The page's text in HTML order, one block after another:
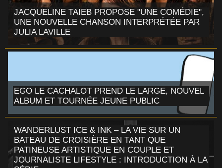
JACQUELINE TAIEB PROPOSE "UNE COMÉDIE",
UNE NOUVELLE CHANSON INTERPRÉTÉE PAR
JULIA LAVILLE
EGO LE CACHALOT PREND LE LARGE, NOUVEL
ALBUM ET TOURNÉE JEUNE PUBLIC
WANDERLUST ICE & INK – LA VIE SUR UN
BATEAU DE CROISIÈRE EN TANT QUE
PATINEUSE ARTISTIQUE EN COUPLE ET
JOURNALISTE LIFESTYLE : INTRODUCTION À LA